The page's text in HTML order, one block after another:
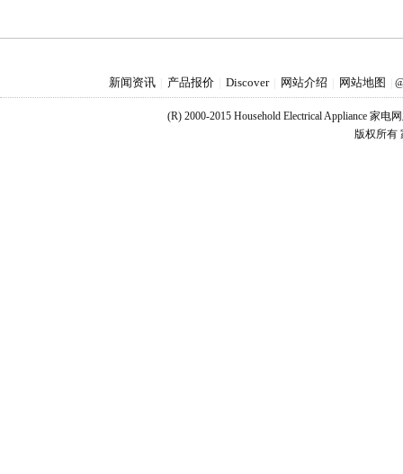
新闻资讯 产品报价 Discover 网站介绍 网站地图
(R) 2000-2015 Household Electrical Appliance 家电
版权所有